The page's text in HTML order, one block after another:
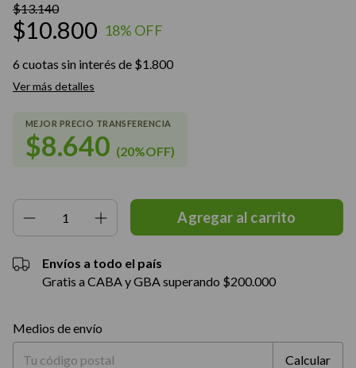
$13.140
$10.800 18% OFF
6 cuotas sin interés de $1.800
Ver más detalles
$8.640 (20%OFF)
Envíos a todo el país
Gratis a CABA y GBA superando $200.000
Entregas para el CP:
Medios de envío
Calcular